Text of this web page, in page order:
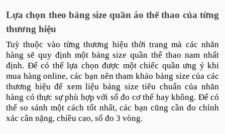
Lựa chọn theo bảng size quần áo thể thao của từng
thương hiệu
Tuỳ thuộc vào từng thương hiệu thời trang mà các nhãn
hàng sẽ quy định một bảng size quần thể thao nam nhất
định. Để có thể lựa chọn được một chiếc quần ưng ý khi
mua hàng online, các bạn nên tham khảo bảng size của các
thương hiệu để xem liệu bảng size tiêu chuẩn của nhãn
hàng có thực sự phù hợp với số đo cơ thể hay không. Để có
thể so sánh một cách tốt nhất, các bạn cũng cần đo chính
xác cân nặng, chiều cao, số đo 3 vòng.